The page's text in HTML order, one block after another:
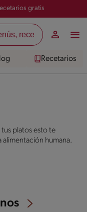
gratis
Recetarios
tus platos esto te
alimentación humana.